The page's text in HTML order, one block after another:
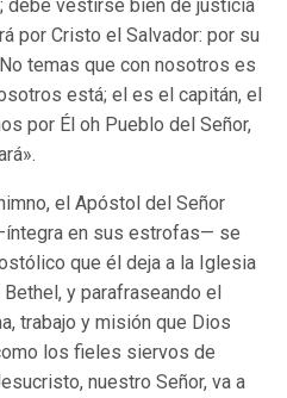
debe vestirse bien de justicia
por Cristo el Salvador: por su
temas que con nosotros es
está; el es el capitán, el
por Él oh Pueblo del Señor,
el Apóstol del Señor
en sus estrofas— se
que él deja a la Iglesia
y parafraseando el
trabajo y misión que Dios
los fieles siervos de
nuestro Señor, va a